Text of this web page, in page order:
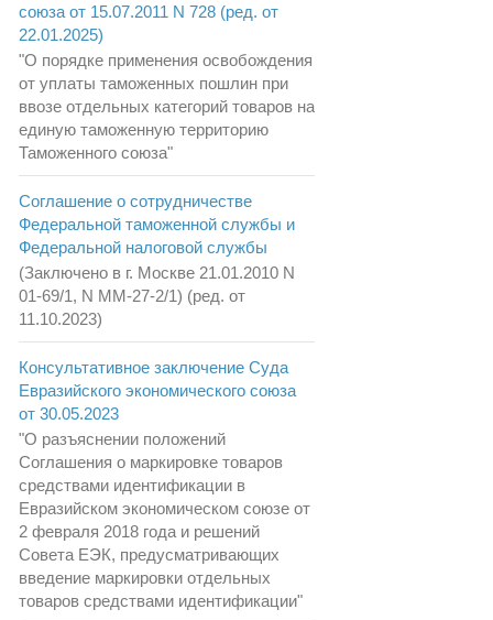
союза от 15.07.2011 N 728 (ред. от
22.01.2025)
"О порядке применения освобождения
от уплаты таможенных пошлин при
ввозе отдельных категорий товаров на
единую таможенную территорию
Таможенного союза"
Соглашение о сотрудничестве
Федеральной таможенной службы и
Федеральной налоговой службы
(Заключено в г. Москве 21.01.2010 N
01-69/1, N ММ-27-2/1) (ред. от
11.10.2023)
Консультативное заключение Суда
Евразийского экономического союза
от 30.05.2023
"О разъяснении положений
Соглашения о маркировке товаров
средствами идентификации в
Евразийском экономическом союзе от
2 февраля 2018 года и решений
Совета ЕЭК, предусматривающих
введение маркировки отдельных
товаров средствами идентификации"